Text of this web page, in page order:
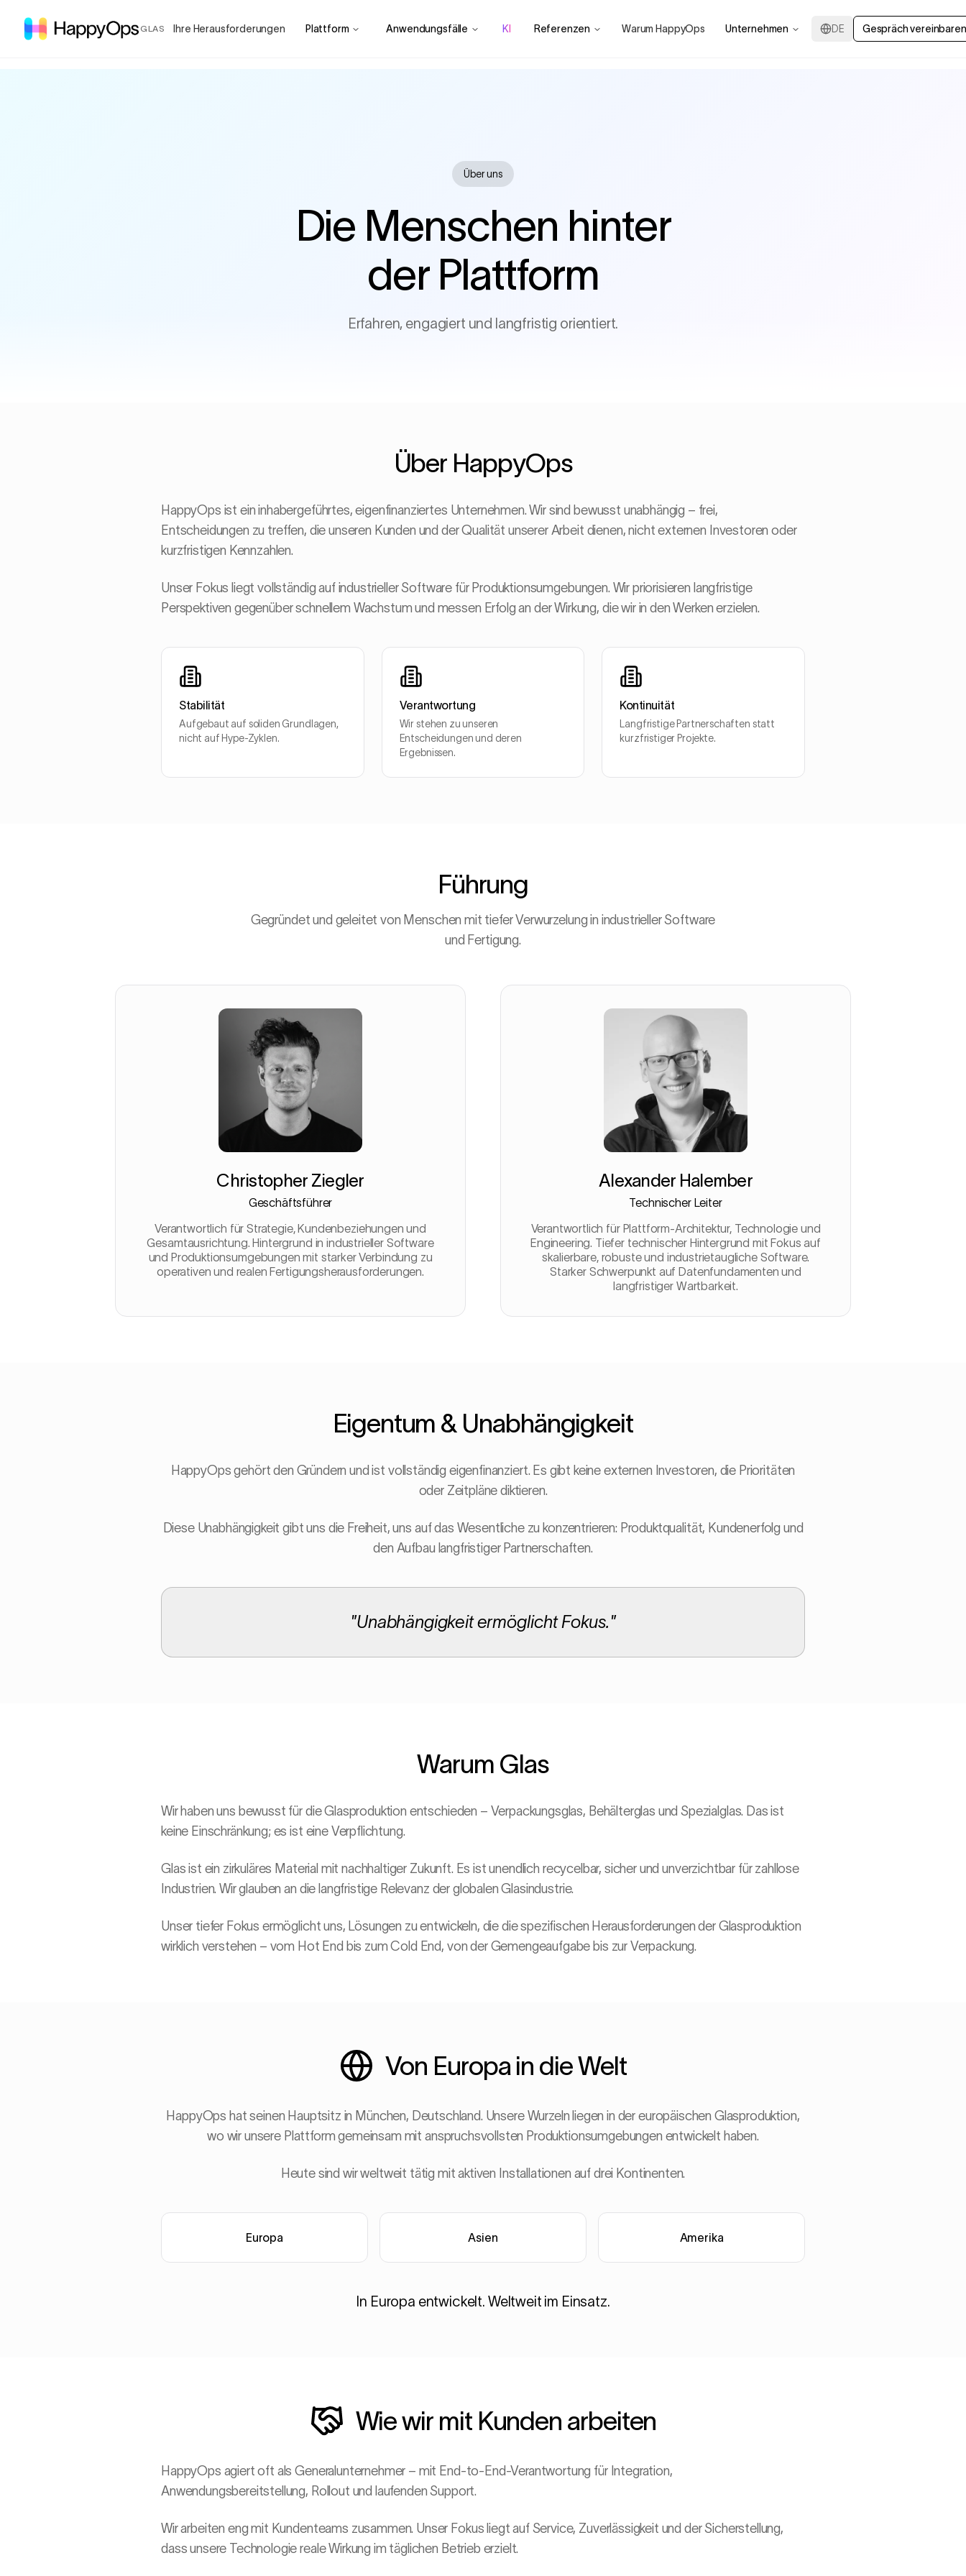
GLAS Ihre Herausforderungen Plattform Anwendungsfälle KI Referenzen Warum HappyOps Unternehmen DE Gespräch vereinbaren
Über uns
Die Menschen hinter
der Plattform
Erfahren, engagiert und langfristig orientiert.
Über HappyOps
HappyOps ist ein inhabergeführtes, eigenfinanziertes Unternehmen. Wir sind bewusst unabhängig – frei,
Entscheidungen zu treffen, die unseren Kunden und der Qualität unserer Arbeit dienen, nicht externen Investoren oder
kurzfristigen Kennzahlen.
Unser Fokus liegt vollständig auf industrieller Software für Produktionsumgebungen. Wir priorisieren langfristige
Perspektiven gegenüber schnellem Wachstum und messen Erfolg an der Wirkung, die wir in den Werken erzielen.
Stabilität
Aufgebaut auf soliden Grundlagen,
nicht auf Hype-Zyklen.
Verantwortung
Wir stehen zu unseren
Entscheidungen und deren
Ergebnissen.
Kontinuität
Langfristige Partnerschaften statt
kurzfristiger Projekte.
Führung
Gegründet und geleitet von Menschen mit tiefer Verwurzelung in industrieller Software
und Fertigung.
Christopher Ziegler
Geschäftsführer
Verantwortlich für Strategie, Kundenbeziehungen und
Gesamtausrichtung. Hintergrund in industrieller Software
und Produktionsumgebungen mit starker Verbindung zu
operativen und realen Fertigungsherausforderungen.
Alexander Halember
Technischer Leiter
Verantwortlich für Plattform-Architektur, Technologie und
Engineering. Tiefer technischer Hintergrund mit Fokus auf
skalierbare, robuste und industrietaugliche Software.
Starker Schwerpunkt auf Datenfundamenten und
langfristiger Wartbarkeit.
Eigentum & Unabhängigkeit
HappyOps gehört den Gründern und ist vollständig eigenfinanziert. Es gibt keine externen Investoren, die Prioritäten
oder Zeitpläne diktieren.
Diese Unabhängigkeit gibt uns die Freiheit, uns auf das Wesentliche zu konzentrieren: Produktqualität, Kundenerfolg und
den Aufbau langfristiger Partnerschaften.
"Unabhängigkeit ermöglicht Fokus."
Warum Glas
Wir haben uns bewusst für die Glasproduktion entschieden – Verpackungsglas, Behälterglas und Spezialglas. Das ist
keine Einschränkung; es ist eine Verpflichtung.
Glas ist ein zirkuläres Material mit nachhaltiger Zukunft. Es ist unendlich recycelbar, sicher und unverzichtbar für zahllose
Industrien. Wir glauben an die langfristige Relevanz der globalen Glasindustrie.
Unser tiefer Fokus ermöglicht uns, Lösungen zu entwickeln, die die spezifischen Herausforderungen der Glasproduktion
wirklich verstehen – vom Hot End bis zum Cold End, von der Gemengeaufgabe bis zur Verpackung.
Von Europa in die Welt
HappyOps hat seinen Hauptsitz in München, Deutschland. Unsere Wurzeln liegen in der europäischen Glasproduktion,
wo wir unsere Plattform gemeinsam mit anspruchsvollsten Produktionsumgebungen entwickelt haben.
Heute sind wir weltweit tätig mit aktiven Installationen auf drei Kontinenten.
Europa Asien Amerika
In Europa entwickelt. Weltweit im Einsatz.
Wie wir mit Kunden arbeiten
HappyOps agiert oft als Generalunternehmer – mit End-to-End-Verantwortung für Integration,
Anwendungsbereitstellung, Rollout und laufenden Support.
Wir arbeiten eng mit Kundenteams zusammen. Unser Fokus liegt auf Service, Zuverlässigkeit und der Sicherstellung,
dass unsere Technologie reale Wirkung im täglichen Betrieb erzielt.